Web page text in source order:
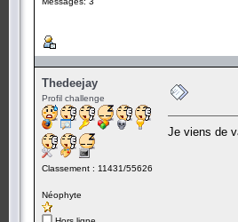
Thedeejay
Profil challenge
Classement : 11431/55626
Néophyte
Je viens de